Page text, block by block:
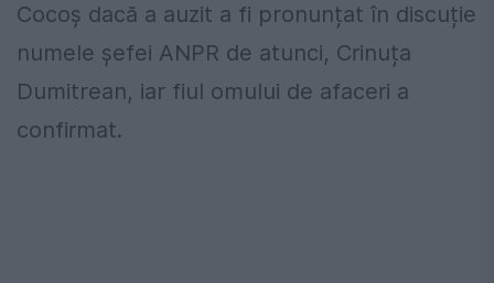
Cocoș dacă a auzit a fi pronunțat în discuție
numele șefei ANPR de atunci, Crinuța
Dumitrean, iar fiul omului de afaceri a
confirmat.